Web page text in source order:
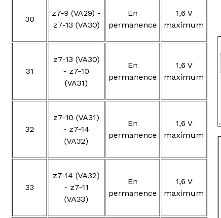
30
z7-9 (VA29) -
z7-13 (VA30)
En
permanence
1,6 V
maximum
31
z7-13 (VA30)
- z7-10
(VA31)
En
permanence
1,6 V
maximum
32
z7-10 (VA31)
- z7-14
(VA32)
En
permanence
1,6 V
maximum
33
z7-14 (VA32)
- z7-11
(VA33)
En
permanence
1,6 V
maximum